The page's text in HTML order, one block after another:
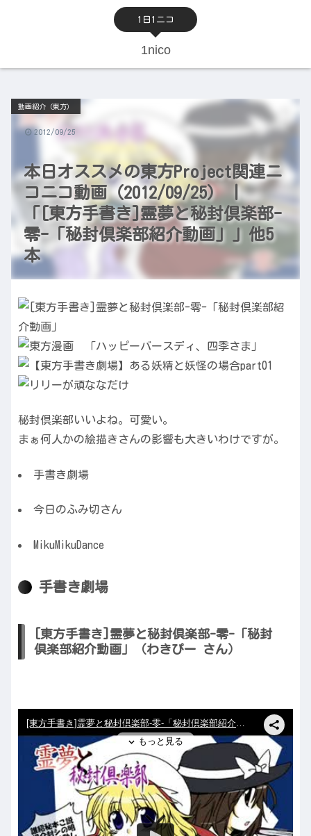
1日1ニコ
1nico
本日オススメの東方Project関連ニ
コニコ動画（2012/09/25） |
「[東方手書き]霊夢と秘封倶楽部-
零-「秘封倶楽部紹介動画」」他5
本
動画紹介（東方）
2012/09/25
秘封倶楽部いいよね。可愛い。
まぁ何人かの絵描きさんの影響も大きいわけですが。
手書き劇場
今日のふみ切さん
MikuMikuDance
手書き劇場
[東方手書き]霊夢と秘封倶楽部-零-「秘封
倶楽部紹介動画」（わきぴー さん）